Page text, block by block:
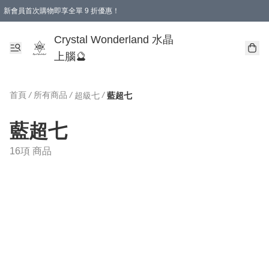
新會員首次購物即享全單 9 折優惠！
Crystal Wonderland 水晶
上腦🔮
首頁 / 所有商品 / 超級七 / 藍超七
藍超七
16項 商品